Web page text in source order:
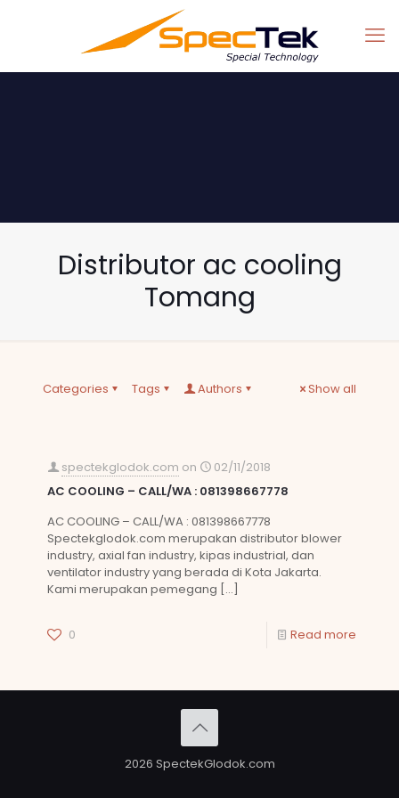
Distributor ac cooling
Tomang
Categories Tags Authors Show all
spectekglodok.com on
02/11/2018
AC COOLING – CALL/WA : 081398667778
AC COOLING – CALL/WA : 081398667778
Spectekglodok.com merupakan distributor blower
industry, axial fan industry, kipas industrial, dan
ventilator industry yang berada di Kota Jakarta.
Kami merupakan pemegang […]
0 Read more
2026 SpectekGlodok.com